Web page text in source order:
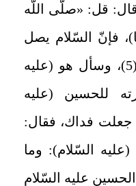
قل: «صلّى اللّه
فإنّ السّلام يصل
إليه من قريب ومن بعيد (5)، وسأل هو (عليه
للحسين (عليه
جعلت فداك، فقال:
السّلام): وما
عليه السّلام